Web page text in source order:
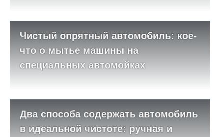
Чистый опрятный автомобиль: кое-
что о мытье машины на
специальных автомойках
Два способа содержать автомобиль
в идеальной чистоте: ручная и